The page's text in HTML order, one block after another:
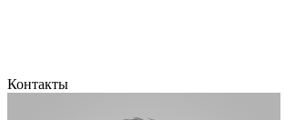
Контакты